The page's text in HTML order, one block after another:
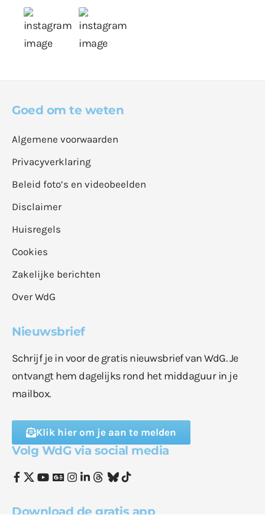
Goed om te weten
Algemene voorwaarden
Privacyverklaring
Beleid foto’s en videobeelden
Disclaimer
Huisregels
Cookies
Zakelijke berichten
Over WdG
Nieuwsbrief
Schrijf je in voor de gratis nieuwsbrief van WdG. Je
ontvangt hem dagelijks rond het middaguur in je
mailbox.
Klik hier om je aan te melden
Volg WdG via social media
Download de gratis app